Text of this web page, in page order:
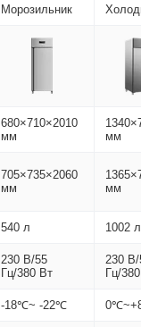
Морозильник
680×710×2010
мм
мм
705×735×2060
мм
мм
540 л 1002 л
230 В/55
Гц/380 Вт
230 В/55
Гц/380 Вт
-18℃~ -22℃ 0℃~+8℃